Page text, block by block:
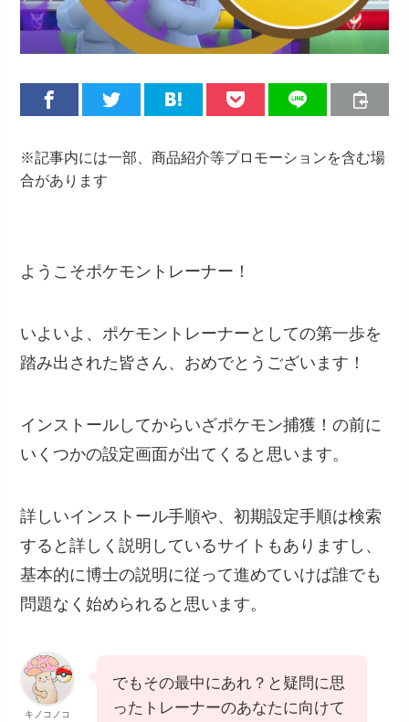
※記事内には一部、商品紹介等プロモーションを含む場
合があります
ようこそポケモントレーナー！
いよいよ、ポケモントレーナーとしての第一歩を
踏み出された皆さん、おめでとうございます！
インストールしてからいざポケモン捕獲！の前に
いくつかの設定画面が出てくると思います。
詳しいインストール手順や、初期設定手順は検索
すると詳しく説明しているサイトもありますし、
基本的に博士の説明に従って進めていけば誰でも
問題なく始められると思います。
キノコノコ
でもその最中にあれ？と疑問に思
ったトレーナーのあなたに向けて